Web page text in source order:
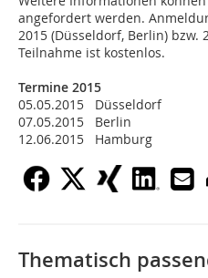
angefordert werden.
2015 (Düsseldorf, Berlin) bzw.
Teilnahme ist kostenlos.
Termine 2015
05.05.2015 Düsseldorf
07.05.2015 Berlin
12.06.2015 Hamburg
Thematisch